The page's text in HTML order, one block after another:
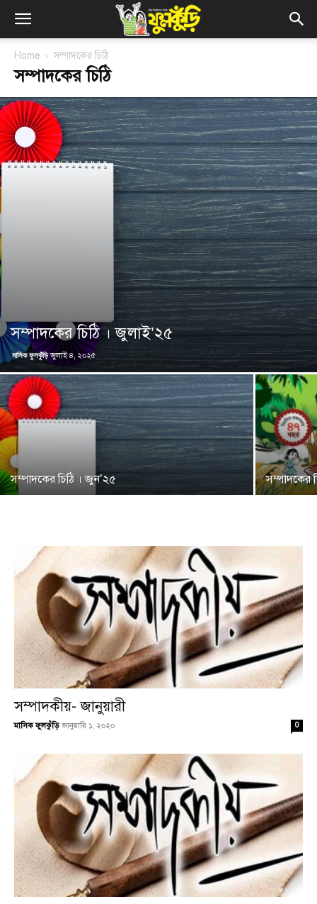
Home সম্পাদকের চিঠি
সম্পাদকের চিঠি
সম্পাদকের চিঠি । জুলাই’২৫
মাসিক ফুলকুঁড়ি জুলাই ৪, ২০২৫
সম্পাদকের চিঠি । জুন’২৫ সম্পাদকের
সম্পাদকীয়- জানুয়ারী
মাসিক ফুলকুঁড়ি জানুয়ারি ১, ২০২০ 0